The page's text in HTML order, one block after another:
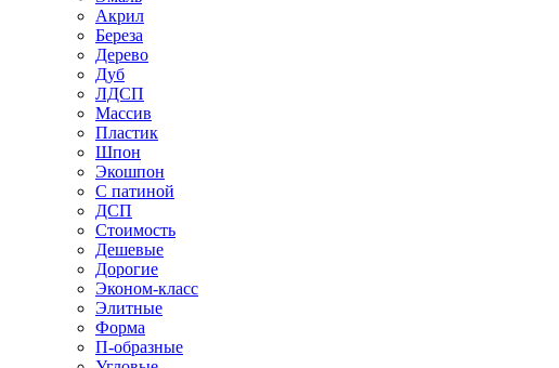
Акрил
Береза
Дерево
Дуб
ЛДСП
Массив
Пластик
Шпон
Экошпон
С патиной
ДСП
Стоимость
Дешевые
Дорогие
Эконом-класс
Элитные
Форма
П-образные